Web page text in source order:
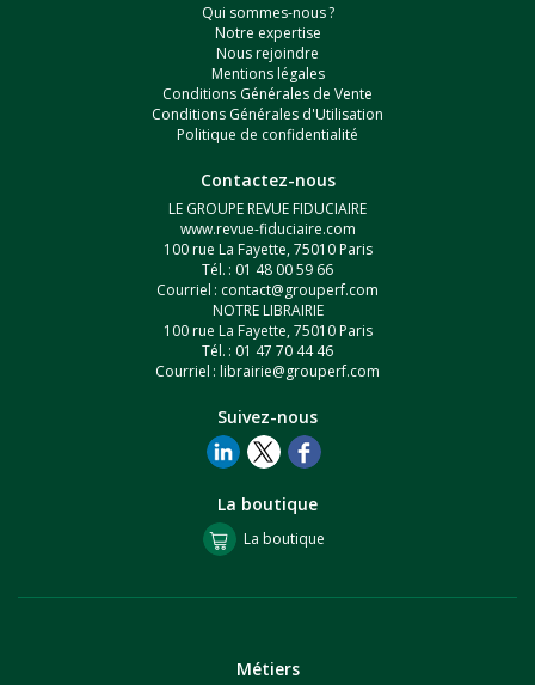
Qui sommes-nous ?
Notre expertise
Nous rejoindre
Mentions légales
Conditions Générales de Vente
Conditions Générales d'Utilisation
Politique de confidentialité
Contactez-nous
LE GROUPE REVUE FIDUCIAIRE
www.revue-fiduciaire.com
100 rue La Fayette, 75010 Paris
Tél. : 01 48 00 59 66
Courriel : contact@grouperf.com
NOTRE LIBRAIRIE
100 rue La Fayette, 75010 Paris
Tél. : 01 47 70 44 46
Courriel : librairie@grouperf.com
Suivez-nous
La boutique
La boutique
Métiers